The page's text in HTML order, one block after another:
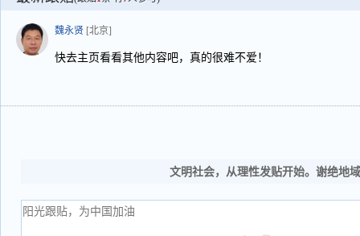
魏永贤 [北京]
快去主页看看其他内容吧，真的很难不爱！
文明社会，从理性发贴开始。谢绝地